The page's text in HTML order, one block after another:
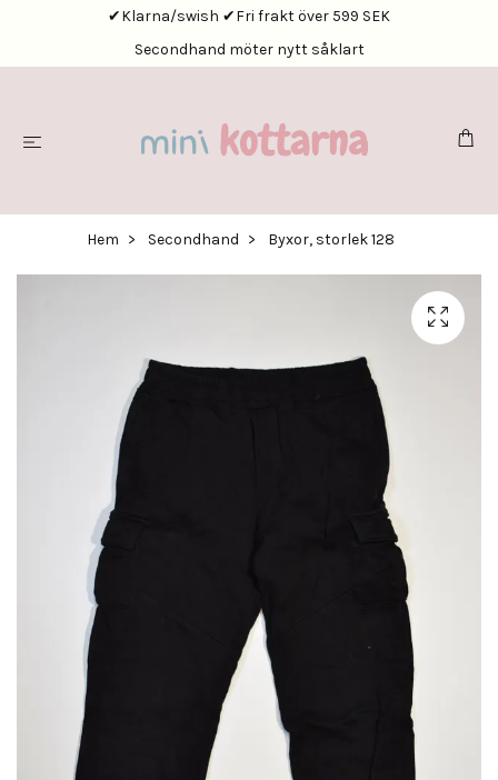
✔Klarna/swish ✔Fri frakt över 599 SEK
Secondhand möter nytt såklart
Hem Secondhand Byxor, storlek 128